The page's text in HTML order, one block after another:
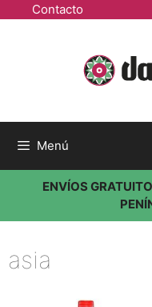
Contacto
Menú
ENVÍOS
asia